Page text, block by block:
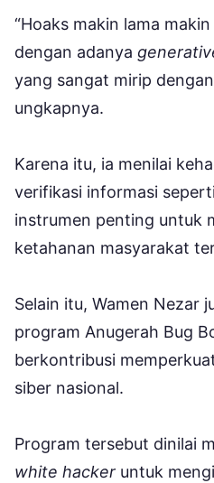
“Hoaks makin lama
dengan adanya
yang sangat mirip
ungkapnya.
Karena itu, ia menilai
verifikasi informasi
instrumen penting untuk
ketahanan masyarakat
Selain itu, Wamen Nezar
program Anugerah Bug
berkontribusi
siber nasional.
Program tersebut dinilai
white hacker untuk